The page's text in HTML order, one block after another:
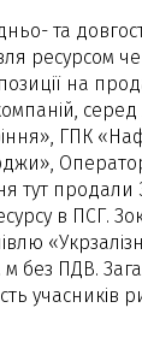
та
ресурсом
на
серед
ГПК
Оператор
тут продали
в ПСГ.
м без ПДВ.
учасників